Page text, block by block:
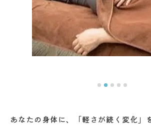
あなたの身体に、「軽さが続く変化」